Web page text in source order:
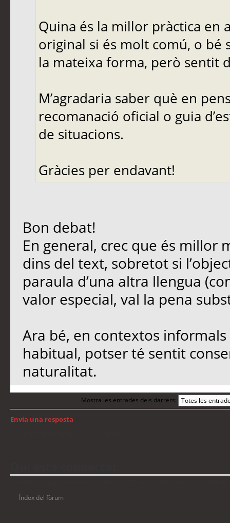
Quina és la millor pràctica en
original si és molt comú, o
la mateixa forma, però sentit
M’agradaria saber què en
recomanació oficial o guia
de situacions.
Gràcies per endavant!
Bon debat!
En general, crec que és millor
dins del text, sobretot si
paraula d’una altra llengua
valor especial, val la pena
Ara bé, en contextos
habitual, potser té sentit
naturalitat.
Mostra les entrades dels darrers:
Envia una resposta
Índex del fòrum